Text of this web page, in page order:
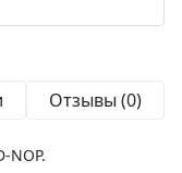
Отзывы (0)
NOP.